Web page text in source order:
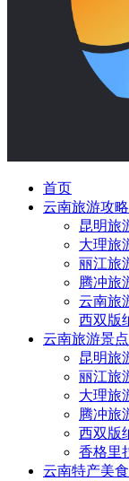
首页
云南旅游攻略
昆明旅
大理旅
丽江旅
腾冲旅
云南旅
西双版
云南旅游景点
昆明旅
丽江旅
大理旅
腾冲旅
西双版
香格里
云南特产美食